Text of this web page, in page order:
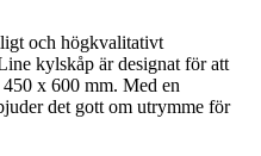
och högkvalitativt
kylskåp är designat för att
x 600 mm. Med en
det gott om utrymme för